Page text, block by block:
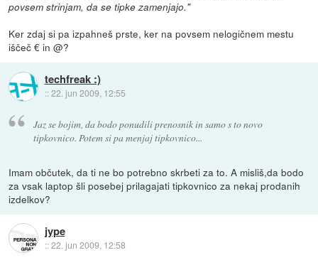
povsem strinjam, da se tipke zamenjajo."
Ker zdaj si pa izpahneš prste, ker na povsem nelogičnem mestu
iščeč € in @?
techfreak :)
::22. jun 2009, 12:55
Jaz se bojim, da bodo ponudili prenosnik in samo s to novo
tipkovnico. Potem si pa menjaj tipkovnico...
Imam občutek, da ti ne bo potrebno skrbeti za to. A misliš,da bodo
za vsak laptop šli posebej prilagajati tipkovnico za nekaj prodanih
izdelkov?
jype
::22. jun 2009, 12:58